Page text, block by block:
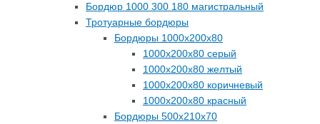
Бордюр 1000 300 180 магистральный
Тротуарные бордюры
Бордюры 1000х200х80
1000х200х80 серый
1000х200х80 желтый
1000х200х80 коричневый
1000х200х80 красный
Бордюры 500х210х70